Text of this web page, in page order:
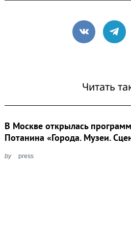
VK
Читать
В Москве открылась
Потанина «Города. Музеи.
by press